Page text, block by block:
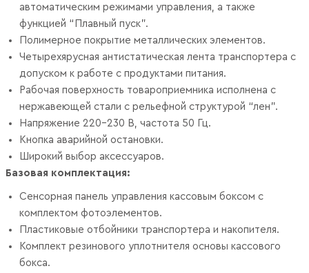
автоматическим режимами управления, а также
функцией “Плавный пуск”.
Полимерное покрытие металлических элементов.
Четырехярусная антистатическая лента транспортера с
допуском к работе с продуктами питания.
Рабочая поверхность товароприемника исполнена с
нержавеющей стали с рельефной структурой “лен”.
Напряжение 220-230 В, частота 50 Гц.
Кнопка аварийной остановки.
Широкий выбор аксессуаров.
Базовая комплектация:
Сенсорная панель управления кассовым боксом с
комплектом фотоэлементов.
Пластиковые отбойники транспортера и накопителя.
Комплект резинового уплотнителя основы кассового
бокса.